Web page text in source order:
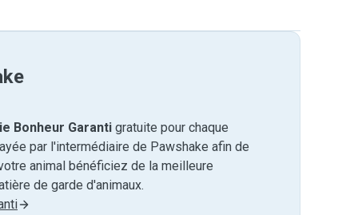
Bonheur Garanti gratuite pour chaque
par l'intermédiaire de Pawshake afin de
animal bénéficiez de la meilleure
de garde d'animaux.